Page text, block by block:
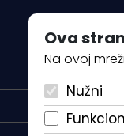
Ova
Na ovoj
Nužni